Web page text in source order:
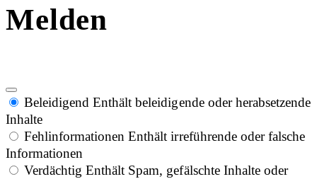
Melden
Beleidigend Enthält beleidigende oder herabsetzende
Inhalte
Fehlinformationen Enthält irreführende oder falsche
Informationen
Verdächtig Enthält Spam, gefälschte Inhalte oder